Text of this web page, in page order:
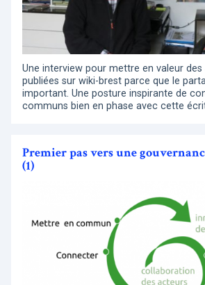
Une interview pour mettre en valeur des
publiées sur wiki-brest parce que le
important. Une posture inspirante de
communs bien en phase avec cette
Premier pas vers une
(1)